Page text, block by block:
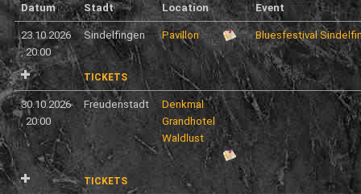
Datum Stadt Location Event
23.10.2026
,20:00
Sindelfingen Pavillon Bluesfestival
TICKETS
30.10.2026
, 20:00
Freudenstadt
Denkmal
Grandhotel
Waldlust
TICKETS